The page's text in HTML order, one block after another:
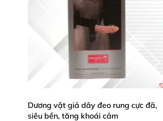
Phần thân của dương vật giả có
Chắc chắn sản phẩm này
Dương vật giả dây đeo rung cực đã,
siêu bền, tăng khoái cảm